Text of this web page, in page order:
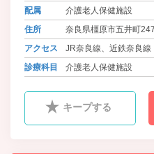
配属
介護老人保健施設
住所
奈良県橿原市五井町247
アクセス
JR奈良線、近鉄奈良
井」下車 徒歩5分
診療科目 介護老人保健施設
キープする